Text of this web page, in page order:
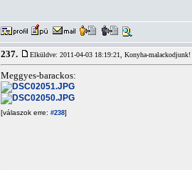
237. Elküldve: 2011-04-03 18:19:21, Konyha-malackodjunk!
Meggyes-barackos:
[válaszok erre: #238]